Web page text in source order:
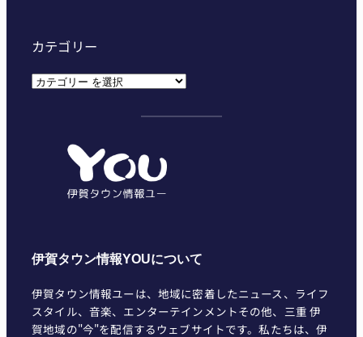
カテゴリー
カ
伊賀タウン情報YOUについて
伊賀タウン情報ユーは、地域に密着したニュース、ライフ
スタイル、音楽、エンターテインメントその他、三重 伊
賀地域の"今"を配信するウェブサイトです。私たちは、伊